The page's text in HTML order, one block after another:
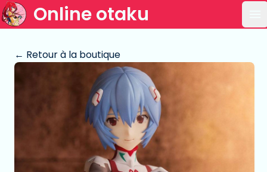
Online otaku
← Retour à la boutique